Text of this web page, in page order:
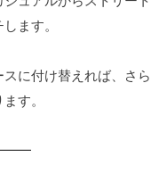
ます。
に付け替えれば、さ
す。